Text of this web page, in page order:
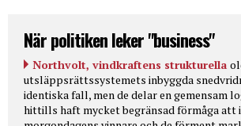
När politiken leker "business"
Northvolt, vindkraftens strukturella
utsläppsrättssystemets inbyggda
identiska fall, men de delar en gemensam
hittills haft mycket begränsad förmåga att